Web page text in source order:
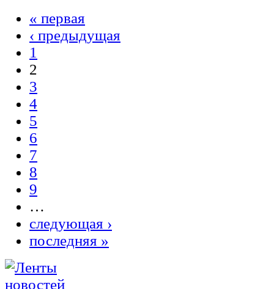
« первая
‹ предыдущая
1
2
3
4
5
6
7
8
9
…
следующая ›
последняя »